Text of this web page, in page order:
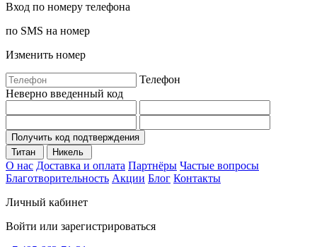
Вход по номеру телефона
по SMS на номер
Изменить номер
Телефон
Неверно введенный код
Получить код подтверждения
Титан
Никель
О нас Доставка и оплата Партнёры Частые вопросы
Благотворительность Акции Блог Контакты
Личный кабинет
Войти или зарегистрироваться